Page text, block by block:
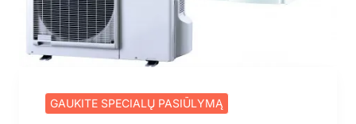
GAUKITE SPECIALŲ PASIŪLYMĄ